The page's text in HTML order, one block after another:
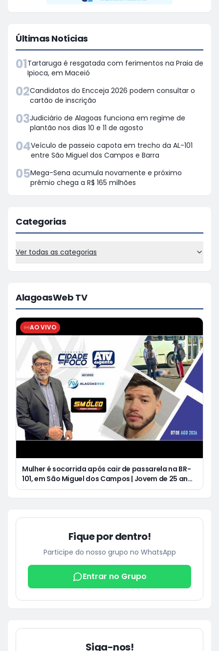
Últimas Notícias
01Tartaruga é resgatada com ferimentos na Praia de
Ipioca, em Maceió
02Candidatos do Encceja 2026 podem consultar o
cartão de inscrição
03Judiciário de Alagoas funciona em regime de
plantão nos dias 10 e 11 de agosto
04Veículo de passeio capota em trecho da AL-101
entre São Miguel dos Campos e Barra
05Mega-Sena acumula novamente e próximo
prêmio chega a R$ 165 milhões
Categorias
Ver todas as categorias
AlagoasWeb TV
AO VIVO
Mulher é socorrida após cair de passarela na BR-
101, em São Miguel dos Campos | Jovem de 25 anos
morre após acidente de moto no Distrito
Fique por dentro!
Participe do nosso grupo no WhatsApp
Entrar no Grupo
Siga-nos!